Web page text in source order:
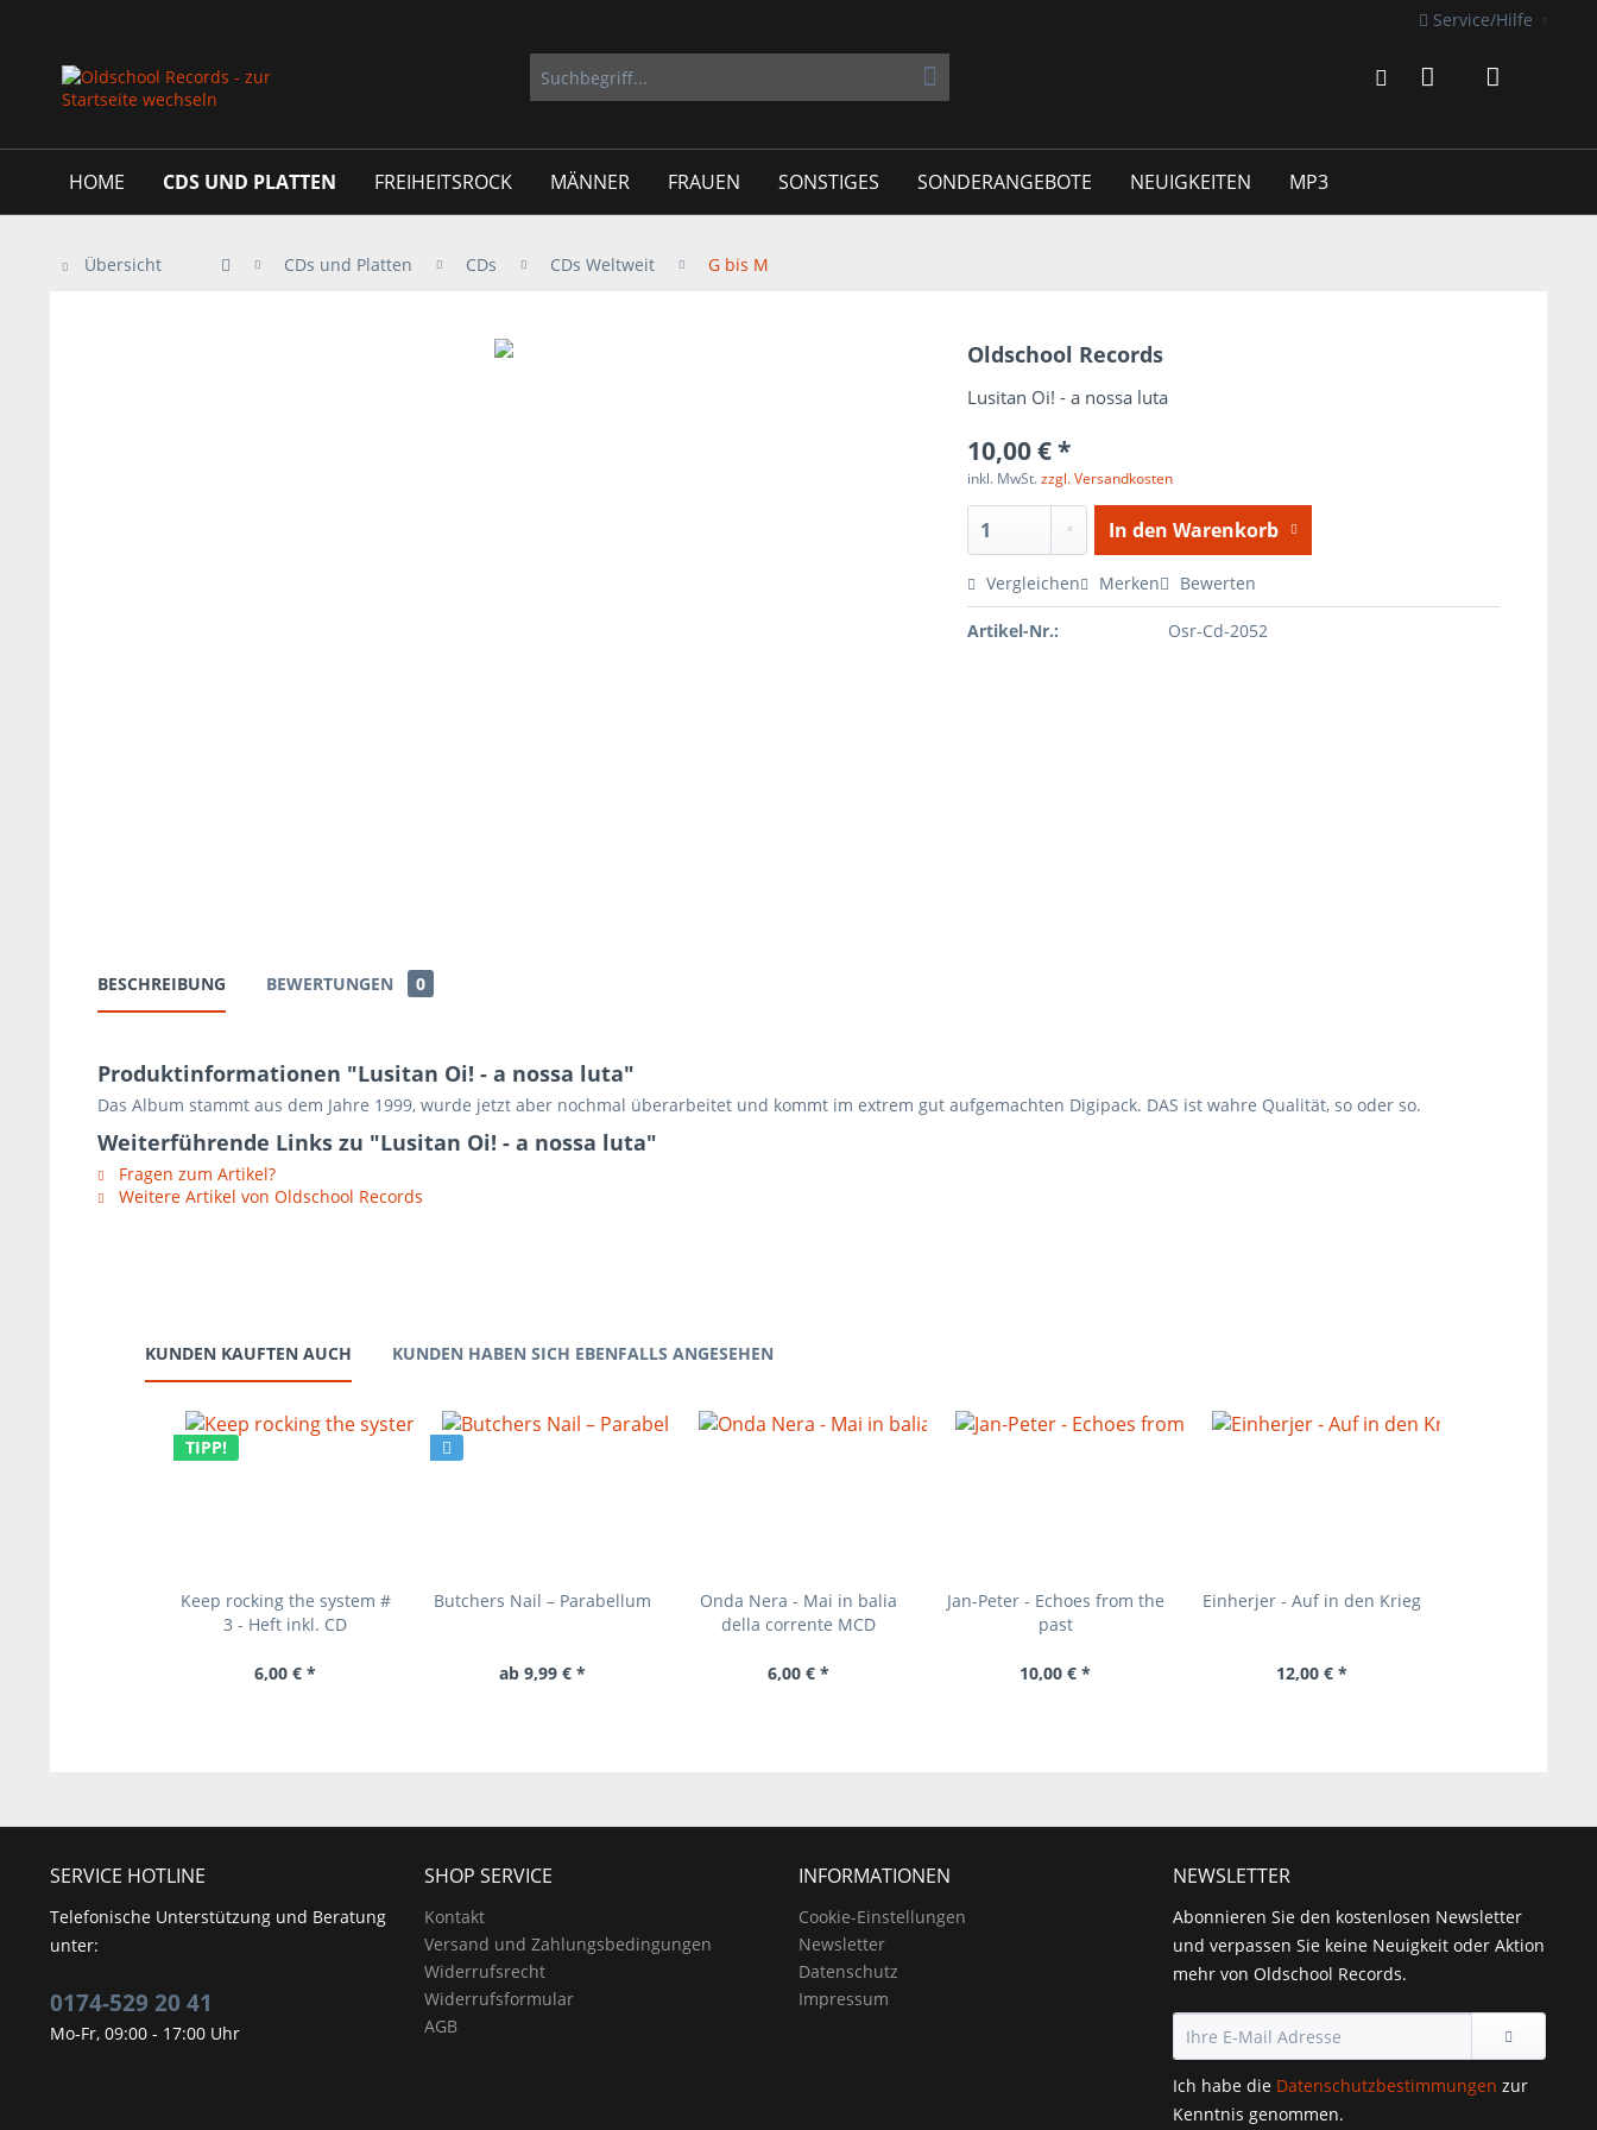
Service/Hilfe
HOME CDS UND PLATTEN FREIHEITSROCK MÄNNER FRAUEN SONSTIGES SONDERANGEBOTE NEUIGKEITEN MP3
Übersicht CDs und Platten CDs CDs Weltweit G bis M
Oldschool Records
Lusitan Oi! - a nossa luta
10,00 € *
inkl. MwSt.zzgl. Versandkosten
In den Warenkorb
Vergleichen Merken Bewerten
Artikel-Nr.: Osr-Cd-2052
BESCHREIBUNG BEWERTUNGEN 0
Produktinformationen "Lusitan Oi! - a nossa luta"
Das Album stammt aus dem Jahre 1999, wurde jetzt aber nochmal überarbeitet und kommt im extrem gut aufgemachten Digipack. DAS ist wahre Qualität, so oder so.
Weiterführende Links zu "Lusitan Oi! - a nossa luta"
Fragen zum Artikel?
Weitere Artikel von Oldschool Records
KUNDEN KAUFTEN AUCH KUNDEN HABEN SICH EBENFALLS ANGESEHEN
TIPP!
Keep rocking the system #
3 - Heft inkl. CD
6,00 € *
Butchers Nail – Parabellum
ab 9,99 € *
Onda Nera - Mai in balia
della corrente MCD
6,00 € *
Jan-Peter - Echoes from the
past
10,00 € *
Einherjer - Auf in den Krieg
12,00 € *
SERVICE HOTLINE
Telefonische Unterstützung und Beratung
unter:
0174-529 20 41
Mo-Fr, 09:00 - 17:00 Uhr
SHOP SERVICE
Kontakt
Versand und Zahlungsbedingungen
Widerrufsrecht
Widerrufsformular
AGB
INFORMATIONEN
Cookie-Einstellungen
Newsletter
Datenschutz
Impressum
NEWSLETTER
Abonnieren Sie den kostenlosen Newsletter
und verpassen Sie keine Neuigkeit oder Aktion
mehr von Oldschool Records.
Ich habe die Datenschutzbestimmungen zur
Kenntnis genommen.